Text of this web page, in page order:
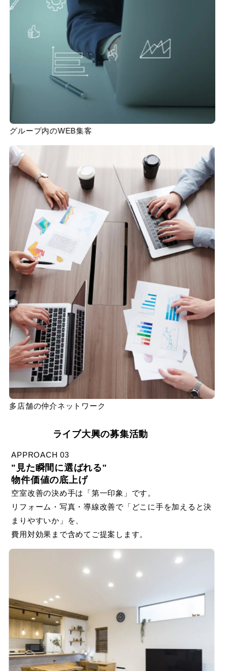
グループ内のWEB集客
多店舗の仲介ネットワーク
ライブ大興の募集活動
APPROACH 03
"見た瞬間に選ばれる"
物件価値の底上げ
空室改善の決め手は「第一印象」です。
リフォーム・写真・導線改善で「どこに手を加えると決
まりやすいか」を、
費用対効果まで含めてご提案します。